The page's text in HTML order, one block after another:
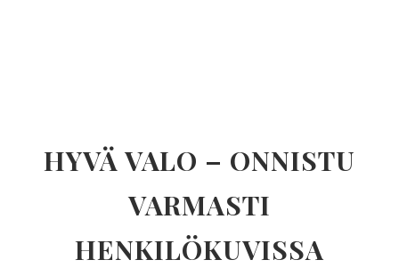
HYVÄ VALO – ONNISTU
VARMASTI
HENKILÖKUVISSA